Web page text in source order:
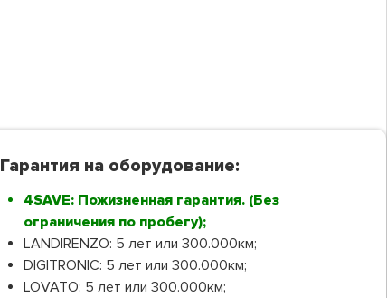
Гарантия на оборудование:
4SAVE: Пожизненная гарантия. (Без
ограничения по пробегу);
LANDIRENZO: 5 лет или 300.000км;
DIGITRONIC: 5 лет или 300.000км;
LOVATO: 5 лет или 300.000км;